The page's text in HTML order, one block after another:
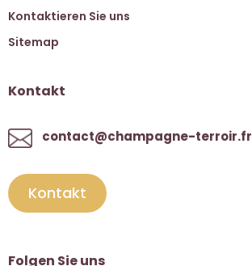
Kontaktieren Sie uns
Sitemap
Kontakt
contact@champagne-terroir.fr
Kontakt
Folgen Sie uns